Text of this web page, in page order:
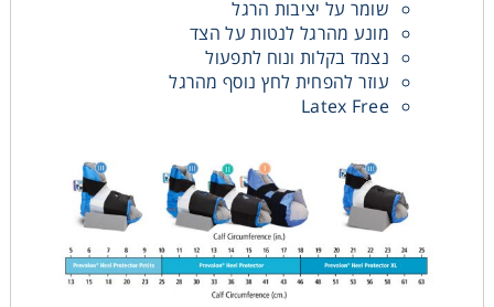
שומר על יציבות הרגל
מונע מהרגל לנטות על הצד
נצמד בקלות ונוח לתפעול
עוזר להפחית לחץ נוסף מהרגל
Latex Free